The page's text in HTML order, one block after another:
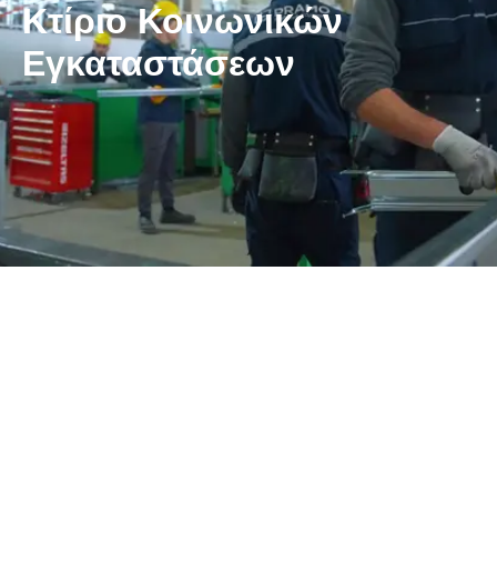
Κτίριο Κοινωνικών
Εγκαταστάσεων